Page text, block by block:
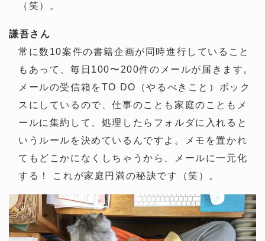
（笑）。
謙吾さん
常に数10案件の書籍企画が同時進行していること
もあって、毎日100〜200件のメールが届きます。
メールの受信箱をTO DO（やるべきこと）ボック
スにしているので、仕事のことも家庭のこともメ
ールに集約して、処理したらフォルダに入れると
いうルールを決めているんですよ。メモを置かれ
てもどこかになくしちゃうから、メールに一元化
する！ これが家庭円満の秘訣です（笑）。